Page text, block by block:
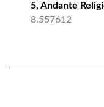
5, Andante
8.557612